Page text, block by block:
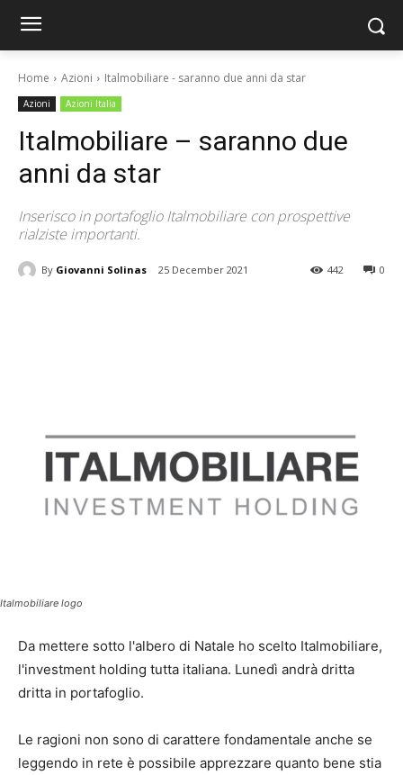
Home Azioni Italmobiliare - saranno due anni da star
Azioni Azioni Italia
Italmobiliare – saranno due
anni da star
Inserisco in portafoglio Italmobiliare con prospettive
rialziste importanti.
By Giovanni Solinas 25 December 2021 0
442
Italmobiliare logo
Da mettere sotto l'albero di Natale ho scelto Italmobiliare,
l'investment holding tutta italiana. Lunedì andrà dritta
dritta in portafoglio.
Le ragioni non sono di carattere fondamentale anche se
leggendo in rete è possibile apprezzare quanto bene stia